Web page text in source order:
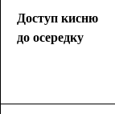
Доступ кисню
до осередку